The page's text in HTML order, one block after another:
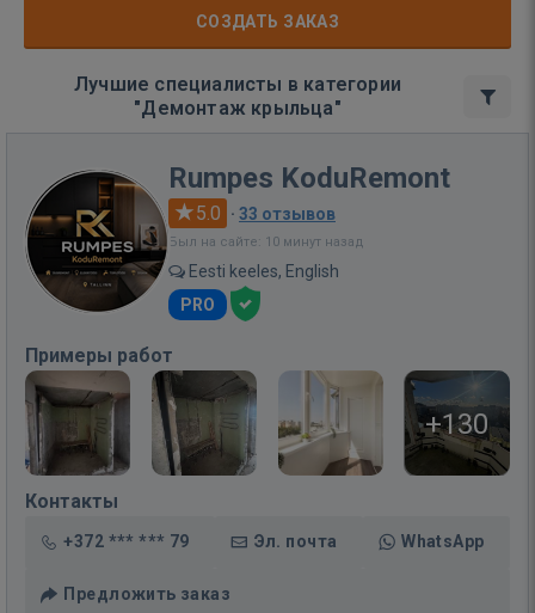
СОЗДАТЬ ЗАКАЗ
Лучшие специалисты в категории
"Демонтаж крыльца"
Rumpes KoduRemont
5.0 · 33 отзывов
Был на сайте: 10 минут назад
Eesti keeles, English
PRO
Примеры работ
+130
Контакты
+372 *** *** 79 Эл. почта WhatsApp
Предложить заказ